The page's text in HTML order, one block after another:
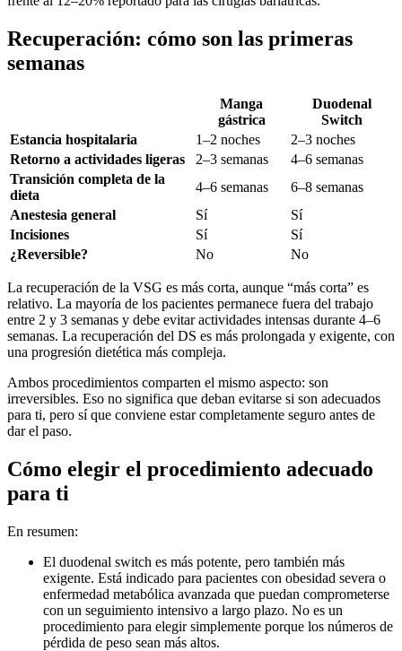
Recuperación: cómo son las primeras
semanas
Manga
gástrica
Duodenal
Switch
Estancia hospitalaria
1–2 noches
2–3 noches
Retorno a actividades ligeras
2–3 semanas
4–6 semanas
Transición completa de la
dieta
4–6 semanas
6–8 semanas
Anestesia general
Sí
Sí
Incisiones
Sí
Sí
¿Reversible?
No No
La recuperación de la VSG es más corta, aunque “más corta” es
relativo. La mayoría de los pacientes permanece fuera del trabajo
entre 2 y 3 semanas y debe evitar actividades intensas durante 4–6
semanas. La recuperación del DS es más prolongada y exigente, con
una progresión dietética más compleja.
Ambos procedimientos comparten el mismo aspecto: son
irreversibles. Eso no significa que deban evitarse si son adecuados
para ti, pero sí que conviene estar completamente seguro antes de
dar el paso.
Cómo elegir el procedimiento adecuado
para ti
En resumen:
El duodenal switch es más potente, pero también más
exigente. Está indicado para pacientes con obesidad severa o
enfermedad metabólica avanzada que puedan comprometerse
con un seguimiento intensivo a largo plazo. No es un
procedimiento para elegir simplemente porque los números de
pérdida de peso sean más altos.